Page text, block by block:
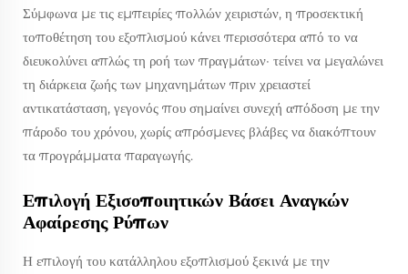
Σύμφωνα με τις εμπειρίες πολλών χειριστών, η προσεκτική
τοποθέτηση του εξοπλισμού κάνει περισσότερα από το να
διευκολύνει απλώς τη ροή των πραγμάτων· τείνει να μεγαλώνει
τη διάρκεια ζωής των μηχανημάτων πριν χρειαστεί
αντικατάσταση, γεγονός που σημαίνει συνεχή απόδοση με την
πάροδο του χρόνου, χωρίς απρόσμενες βλάβες να διακόπτουν
τα προγράμματα παραγωγής.
Επιλογή Εξισοποιητικών Βάσει Αναγκών
Αφαίρεσης Ρύπων
Η επιλογή του κατάλληλου εξοπλισμού ξεκινά με την